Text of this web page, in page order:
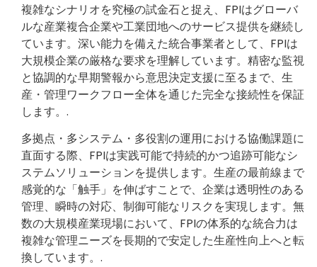
複雑なシナリオを究極の試金石と捉え、FPIはグローバ
ルな産業複合企業や工業団地へのサービス提供を継続し
ています。深い能力を備えた統合事業者として、FPIは
大規模企業の厳格な要求を理解しています。精密な監視
と協調的な早期警報から意思決定支援に至るまで、生
産・管理ワークフロー全体を通じた完全な接続性を保証
します。.
多拠点・多システム・多役割の運用における協働課題に
直面する際、FPIは実践可能で持続的かつ追跡可能なシ
ステムソリューションを提供します。生産の最前線まで
感覚的な「触手」を伸ばすことで、企業は透明性のある
管理、瞬時の対応、制御可能なリスクを実現します。無
数の大規模産業現場において、FPIの体系的な統合力は
複雑な管理ニーズを長期的で安定した生産性向上へと転
換しています。.